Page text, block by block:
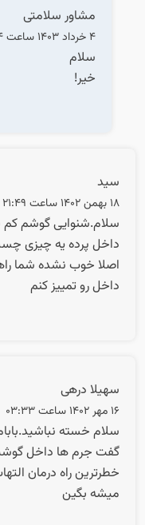
مشاور سلامتی
4 خرداد 1403 ساعت 09:04
سلام
خیر!
سید
18 بهمن 1402 ساعت 21:49
سلام.شنوایی گوشم
داخل پرده یه چیزی
اصلا خوب نشده شما
داخل رو تمییز کنم
سهیلا درهی
16 مهر 1402 ساعت 03:33
سلام خسته
گفت جرم ها داخل
خطرترین راه درمان
میشه بگین